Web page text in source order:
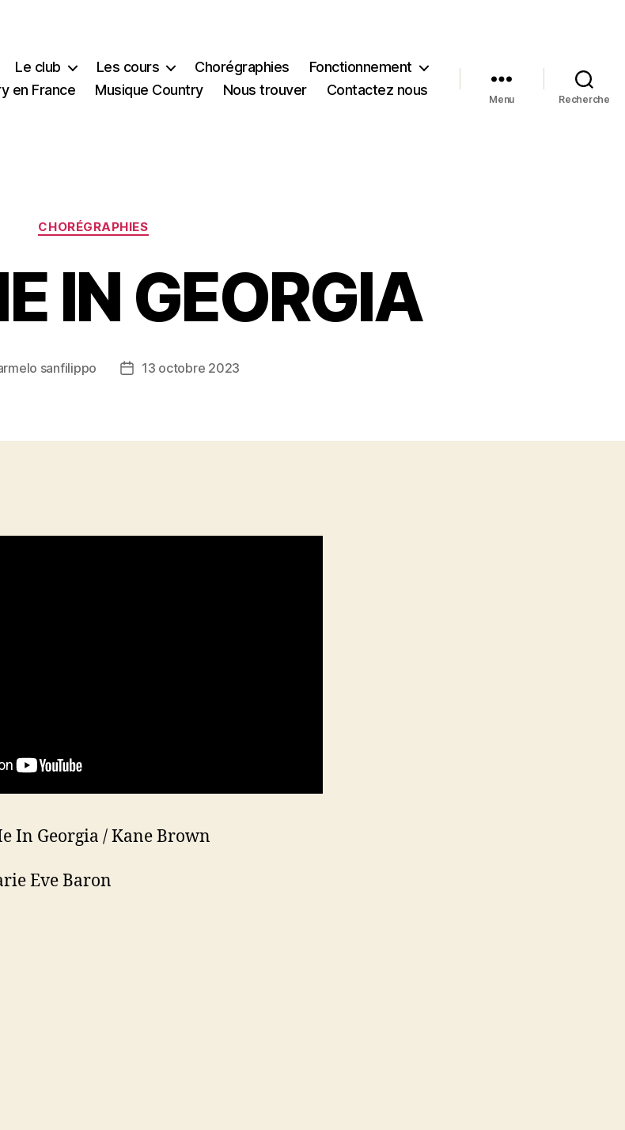
Le club Les cours Chorégraphies
Fonctionnement
en France
Musique Country Nous trouver Contactez nous
Menu Recherche
Catégories
CHORÉGRAPHIES
IN GEORGIA
sanfilippo
Date13 octobre 2023
In Georgia / Kane Brown
Eve Baron